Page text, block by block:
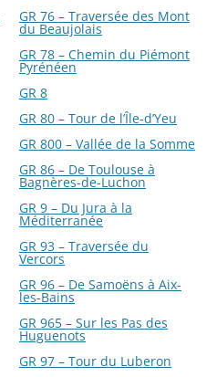
GR 76 – Traversée des Mont
du Beaujolais
GR 78 – Chemin du Piémont
Pyrénéen
GR 8
GR 80 – Tour de l’Île-d’Yeu
GR 800 – Vallée de la Somme
GR 86 – De Toulouse à
Bagnères-de-Luchon
GR 9 – Du Jura à la
Méditerranée
GR 93 – Traversée du
Vercors
GR 96 – De Samoëns à Aix-
les-Bains
GR 965 – Sur les Pas des
Huguenots
GR 97 – Tour du Luberon